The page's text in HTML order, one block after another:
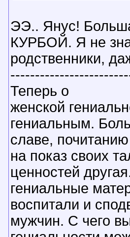
ЭЭ.. Янус!
КУРБОЙ. Я не
родственники,
Теперь о
женской
гениальным.
славе,
на показ своих
ценностей
гениальные
воспитали и
мужчин. С чего